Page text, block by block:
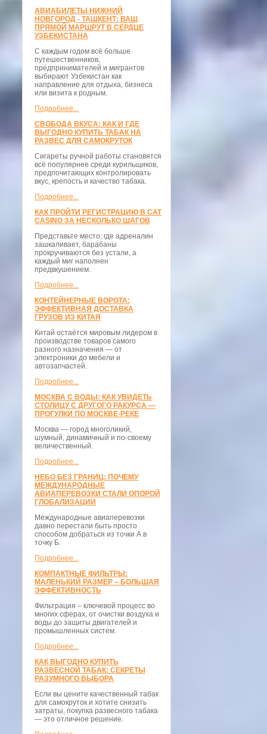
АВИАБИЛЕТЫ НИЖНИЙ
НОВГОРОД - ТАШКЕНТ: ВАШ
ПРЯМОЙ МАРШРУТ В СЕРДЦЕ
УЗБЕКИСТАНА
С каждым годом всё больше
путешественников,
предпринимателей и мигрантов
выбирают Узбекистан как
направление для отдыха, бизнеса
или визита к родным.
Подробнее...
СВОБОДА ВКУСА: КАК И ГДЕ
ВЫГОДНО КУПИТЬ ТАБАК НА
РАЗВЕС ДЛЯ САМОКРУТОК
Сигареты ручной работы становятся
всё популярнее среди курильщиков,
предпочитающих контролировать
вкус, крепость и качество табака.
Подробнее...
КАК ПРОЙТИ РЕГИСТРАЦИЮ В CAT
CASINO ЗА НЕСКОЛЬКО ШАГОВ
Представьте место, где адреналин
зашкаливает, барабаны
прокручиваются без устали, а
каждый миг наполнен
предвкушением.
Подробнее...
КОНТЕЙНЕРНЫЕ ВОРОТА:
ЭФФЕКТИВНАЯ ДОСТАВКА
ГРУЗОВ ИЗ КИТАЯ
Китай остаётся мировым лидером в
производстве товаров самого
разного назначения — от
электроники до мебели и
автозапчастей.
Подробнее...
МОСКВА С ВОДЫ: КАК УВИДЕТЬ
СТОЛИЦУ С ДРУГОГО РАКУРСА —
ПРОГУЛКИ ПО МОСКВЕ-РЕКЕ
Москва — город многоликий,
шумный, динамичный и по-своему
величественный.
Подробнее...
НЕБО БЕЗ ГРАНИЦ: ПОЧЕМУ
МЕЖДУНАРОДНЫЕ
АВИАПЕРЕВОЗКИ СТАЛИ ОПОРОЙ
ГЛОБАЛИЗАЦИИ
Международные авиаперевозки
давно перестали быть просто
способом добраться из точки А в
точку Б.
Подробнее...
КОМПАКТНЫЕ ФИЛЬТРЫ:
МАЛЕНЬКИЙ РАЗМЕР – БОЛЬШАЯ
ЭФФЕКТИВНОСТЬ
Фильтрация – ключевой процесс во
многих сферах, от очистки воздуха и
воды до защиты двигателей и
промышленных систем.
Подробнее...
КАК ВЫГОДНО КУПИТЬ
РАЗВЕСНОЙ ТАБАК: СЕКРЕТЫ
РАЗУМНОГО ВЫБОРА
Если вы цените качественный табак
для самокруток и хотите снизить
затраты, покупка развесного табака
— это отличное решение.